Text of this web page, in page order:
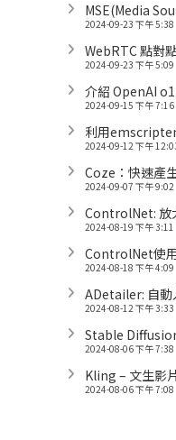
MSE(Media
2024-09-23 下午 5:38
WebRTC 點對
2024-09-23 下午 5:09
介紹 OpenAI
2024-09-15 下午 7:16
利用
2024-09-12 下午
Coze：快速產
2024-09-07 下午 9:02
ControlNet: 放
2024-08-19 下午 3:11
ControlNet使
2024-08-18 下午 4:09
ADetailer: 自動
2024-08-12 下午 3:33
Stable
2024-08-06 下午 7:38
Kling – 文生影
2024-08-06 下午 7:08